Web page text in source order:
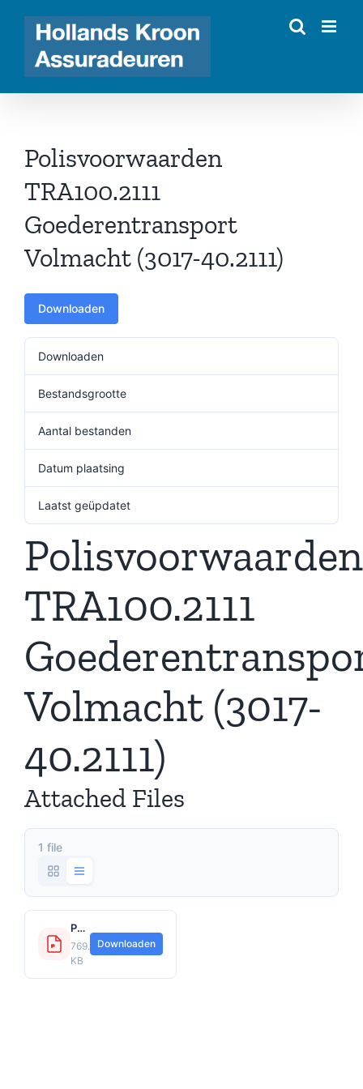
inhoud
Polisvoorwaarden
TRA100.2111
Goederentransport
Volmacht (3017-40.2111)
Downloaden
Downloaden
Bestandsgrootte
Aantal bestanden
Datum plaatsing
Laatst geüpdatet
Polisvoorwaarden
TRA100.2111
Volmacht (3017-
40.2111)
Attached Files
1 file
Polisvoorwaarden TRA100.2111 Goederentransport Volmacht (3017-40.2111).pdf
769.8
KB
Downloaden